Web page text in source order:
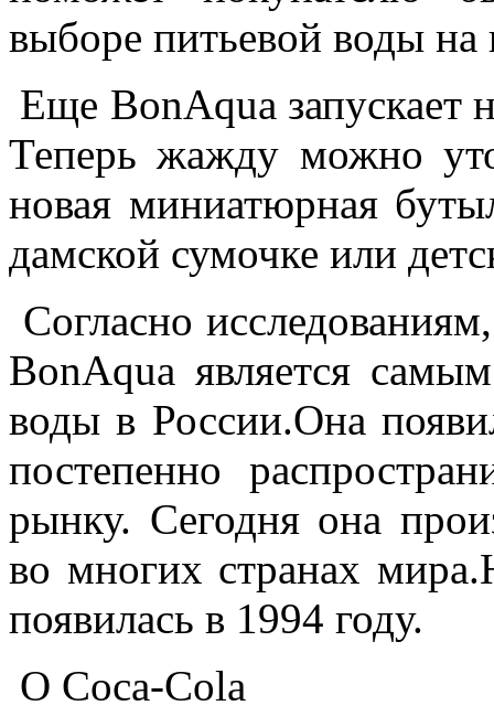
выборе питьевой воды на
Еще BonAqua запускает
Теперь жажду можно
новая миниатюрная
дамской сумочке или
Согласно
BonAqua является
воды в России.Она
постепенно
рынку. Сегодня она
во многих странах
появилась в 1994 году.
О Coca-Cola